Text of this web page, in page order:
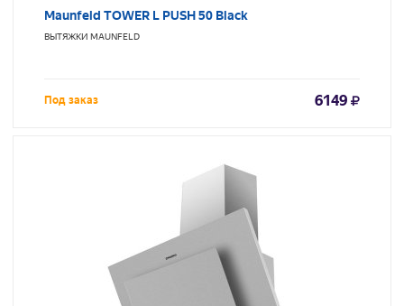
Maunfeld TOWER L PUSH 50 Black
ВЫТЯЖКИ MAUNFELD
Под заказ 6149